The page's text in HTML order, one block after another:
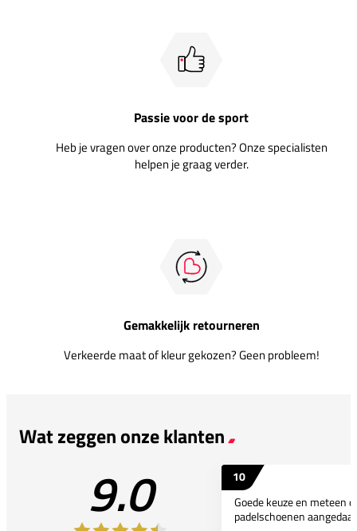
Passie voor de sport
Heb je vragen over onze producten? Onze specialisten
helpen je graag verder.
Gemakkelijk retourneren
Verkeerde maat of kleur gekozen? Geen probleem!
Wat zeggen onze klanten
9.0
10
Goede keuze en meteen
padelschoenen